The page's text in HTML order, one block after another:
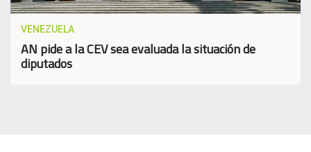
VENEZUELA
AN pide a la CEV sea evaluada la situación de
diputados